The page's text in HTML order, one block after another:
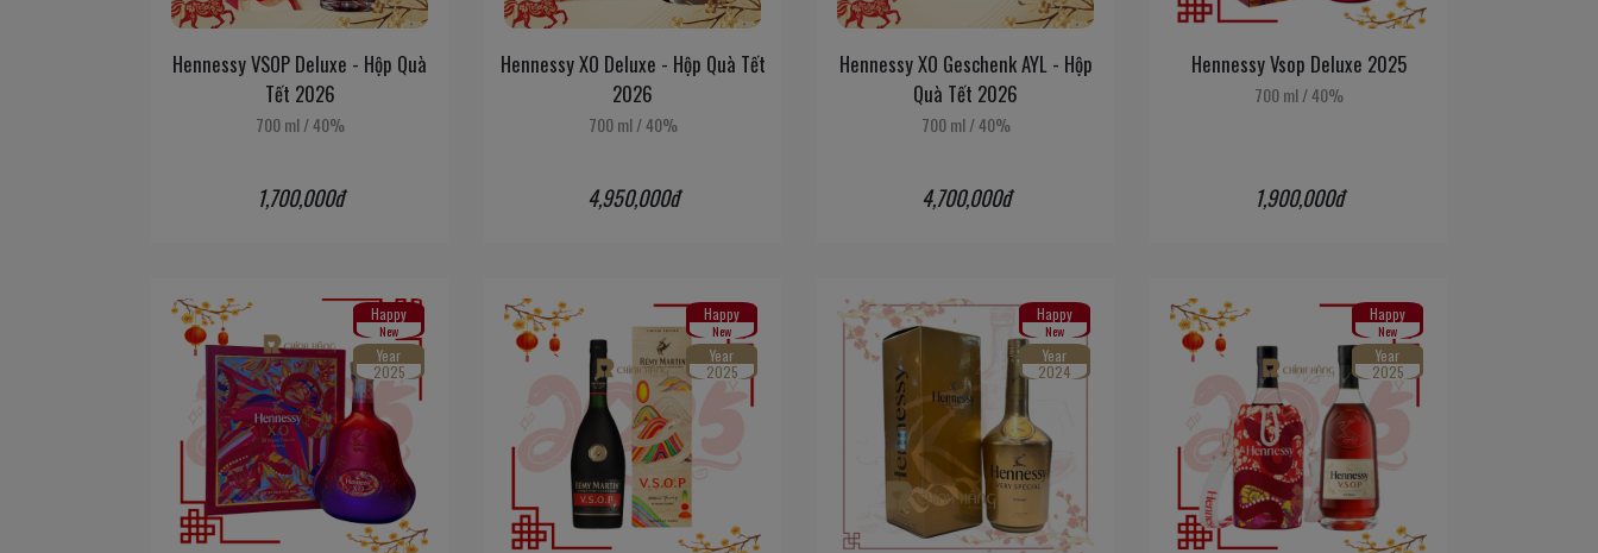
Hennessy VSOP Deluxe - Hộp Quà
Tết 2026
700 ml /40%
1,700,000đ
Hennessy XO Deluxe - Hộp Quà Tết
2026
700 ml /40%
4,950,000đ
Hennessy XO Geschenk AYL - Hộp
Quà Tết 2026
700 ml /40%
4,700,000đ
Hennessy Vsop Deluxe 2025
700 ml /40%
1,900,000đ
Happy
New
Year
2025
Happy
New
Year
2025
Happy
New
Year
2024
Happy
New
Year
2025